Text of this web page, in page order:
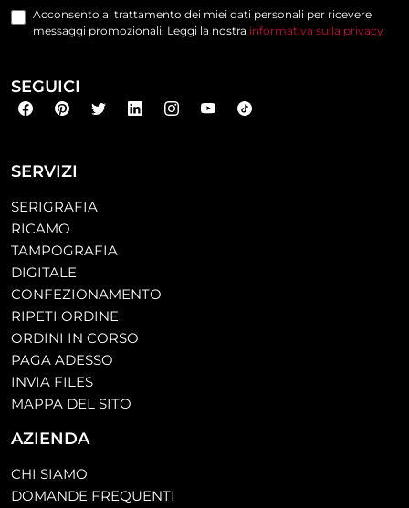
SERVIZI
SERIGRAFIA
RICAMO
TAMPOGRAFIA
DIGITALE
CONFEZIONAMENTO
RIPETI ORDINE
ORDINI IN CORSO
PAGA ADESSO
INVIA FILES
MAPPA DEL SITO
AZIENDA
CHI SIAMO
DOMANDE FREQUENTI
Acconsento al trattamento dei miei dati personali per ricevere
messaggi promozionali. Leggi la nostra informativa sulla privacy
SEGUICI